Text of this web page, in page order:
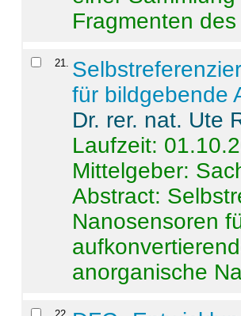
Fragmenten
21
für bildgebende
Dr. rer. nat. Ute
Laufzeit:
Mittelgeber:
Abstract:
Nanosensoren
anorganische